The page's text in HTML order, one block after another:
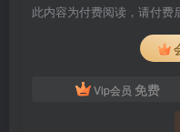
此内容为付费阅读，请付费
Vip会员 免费